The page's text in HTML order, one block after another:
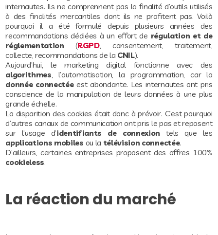
internautes. Ils ne comprennent pas la finalité d’outils utilisés
à des finalités mercantiles dont ils ne profitent pas. Voilà
pourquoi il a été formulé depuis plusieurs années des
recommandations dédiées à un effort de régulation et de
réglementation (RGPD, consentement, traitement,
collecte, recommandations de la CNIL).
Aujourd’hui, le marketing digital fonctionne avec des
algorithmes , l’automatisation, la programmation, car la
donnée connectéeest abondante. Les internautes ont pris
conscience de la manipulation de leurs données à une plus
grande échelle.
La disparition des cookies était donc à prévoir. C’est pourquoi
d’autres canaux de communication ont pris le pas et reposent
sur l’usage d’identifiants de connexiontels que les
applications mobiles ou la télévision connectée.
D’ailleurs, certaines entreprises proposent des offres 100%
cookieless.
La réaction du marché